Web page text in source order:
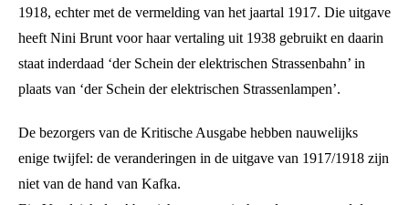
1918, echter met de vermelding van het jaartal 1917. Die uitgave
heeft Nini Brunt voor haar vertaling uit 1938 gebruikt en daarin
staat inderdaad ‘der Schein der elektrischen Strassenbahn’ in
plaats van ‘der Schein der elektrischen Strassenlampen’.
De bezorgers van de Kritische Ausgabe hebben nauwelijks
enige twijfel: de veranderingen in de uitgave van 1917/1918 zijn
niet van de hand van Kafka.